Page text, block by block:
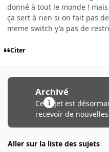
donné à tout le monde !
ça sert à rien si on fait pas
meme switch y'a pas de
Citer
Archivé
Ce sujet est
recevoir de
Aller sur la liste des sujets